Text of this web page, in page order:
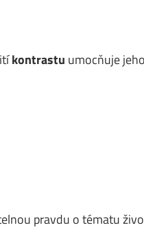
kontrastu umocňuje
pravdu o tématu